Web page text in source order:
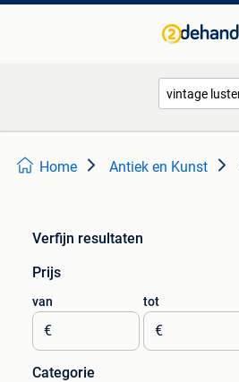
Home Antiek en Kunst
Verfijn resultaten
Prijs
van
€
tot
€
Categorie